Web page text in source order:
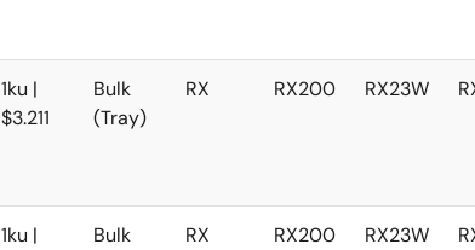
1ku |
$3.211
Bulk
(Tray)
RX RX200 RX23W
1ku |
Bulk
RX RX200 RX23W